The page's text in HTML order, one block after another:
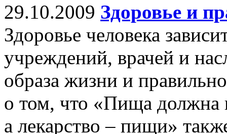
29.10.2009 Здоровье и
Здоровье человека
учреждений, врачей и
образа жизни и
о том, что «Пища должна
а лекарство – пищи»